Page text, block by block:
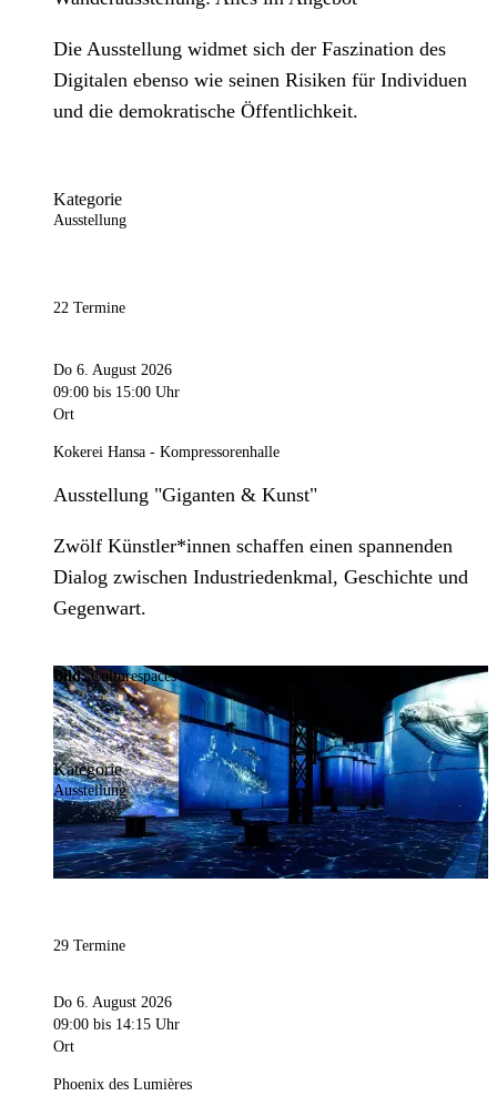
Die Ausstellung widmet sich der Faszination des
Digitalen ebenso wie seinen Risiken für Individuen
und die demokratische Öffentlichkeit.
Kategorie
Ausstellung
22 Termine
Do 6. August 2026
09:00 bis 15:00 Uhr
Ort
Kokerei Hansa - Kompressorenhalle
Ausstellung "Giganten & Kunst"
Zwölf Künstler*innen schaffen einen spannenden
Dialog zwischen Industriedenkmal, Geschichte und
Gegenwart.
Bild:Culturespaces / Falko Wübbecke
Kategorie
Ausstellung
29 Termine
Do 6. August 2026
09:00 bis 14:15 Uhr
Ort
Phoenix des Lumières